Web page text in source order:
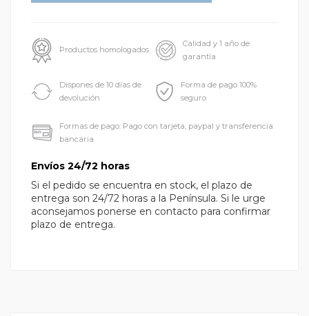
Productos homologados
Calidad y 1 año de
garantía
Dispones de 10 días de
devolución
Forma de pago 100%
seguro
Formas de pago: Pago con tarjeta, paypal y transferencia
bancaria
Envíos 24/72 horas
Si el pedido se encuentra en stock, el plazo de
entrega son 24/72 horas a la Península. Si le urge
aconsejamos ponerse en contacto para confirmar
plazo de entrega.